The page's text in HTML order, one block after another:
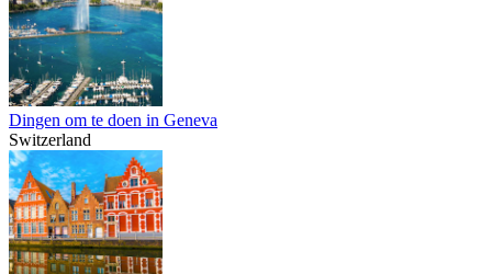
Dingen om te doen in Geneva
Switzerland